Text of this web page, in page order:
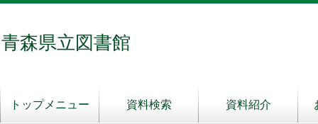
青森県立図書館
トップメニュー 資料検索 資料紹介